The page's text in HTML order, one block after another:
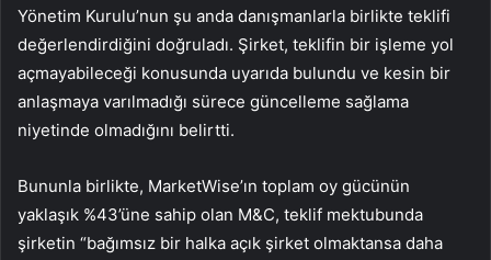
Yönetim Kurulu’nun şu anda danışmanlarla birlikte teklifi
değerlendirdiğini doğruladı. Şirket, teklifin bir işleme yol
açmayabileceği konusunda uyarıda bulundu ve kesin bir
anlaşmaya varılmadığı sürece güncelleme sağlama
niyetinde olmadığını belirtti.
Bununla birlikte, MarketWise’ın toplam oy gücünün
yaklaşık %43’üne sahip olan M&C, teklif mektubunda
şirketin “bağımsız bir halka açık şirket olmaktansa daha